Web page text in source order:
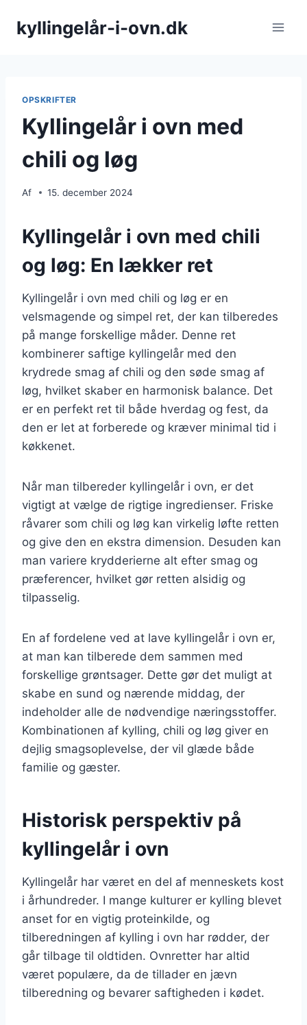
kyllingelår-i-ovn.dk
OPSKRIFTER
Kyllingelår i ovn med
chili og løg
Af 15. december 2024
Kyllingelår i ovn med chili
og løg: En lækker ret
Kyllingelår i ovn med chili og løg er en
velsmagende og simpel ret, der kan tilberedes
på mange forskellige måder. Denne ret
kombinerer saftige kyllingelår med den
krydrede smag af chili og den søde smag af
løg, hvilket skaber en harmonisk balance. Det
er en perfekt ret til både hverdag og fest, da
den er let at forberede og kræver minimal tid i
køkkenet.
Når man tilbereder kyllingelår i ovn, er det
vigtigt at vælge de rigtige ingredienser. Friske
råvarer som chili og løg kan virkelig løfte retten
og give den en ekstra dimension. Desuden kan
man variere krydderierne alt efter smag og
præferencer, hvilket gør retten alsidig og
tilpasselig.
En af fordelene ved at lave kyllingelår i ovn er,
at man kan tilberede dem sammen med
forskellige grøntsager. Dette gør det muligt at
skabe en sund og nærende middag, der
indeholder alle de nødvendige næringsstoffer.
Kombinationen af kylling, chili og løg giver en
dejlig smagsoplevelse, der vil glæde både
familie og gæster.
Historisk perspektiv på
kyllingelår i ovn
Kyllingelår har været en del af menneskets kost
i århundreder. I mange kulturer er kylling blevet
anset for en vigtig proteinkilde, og
tilberedningen af kylling i ovn har rødder, der
går tilbage til oldtiden. Ovnretter har altid
været populære, da de tillader en jævn
tilberedning og bevarer saftigheden i kødet.